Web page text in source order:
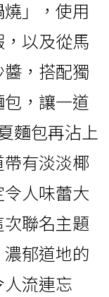
」，使用
以及從馬
，搭配獨
，讓一道
麵包再沾上
有淡淡椰
人味蕾大
聯名主題
濃郁道地的
流連忘